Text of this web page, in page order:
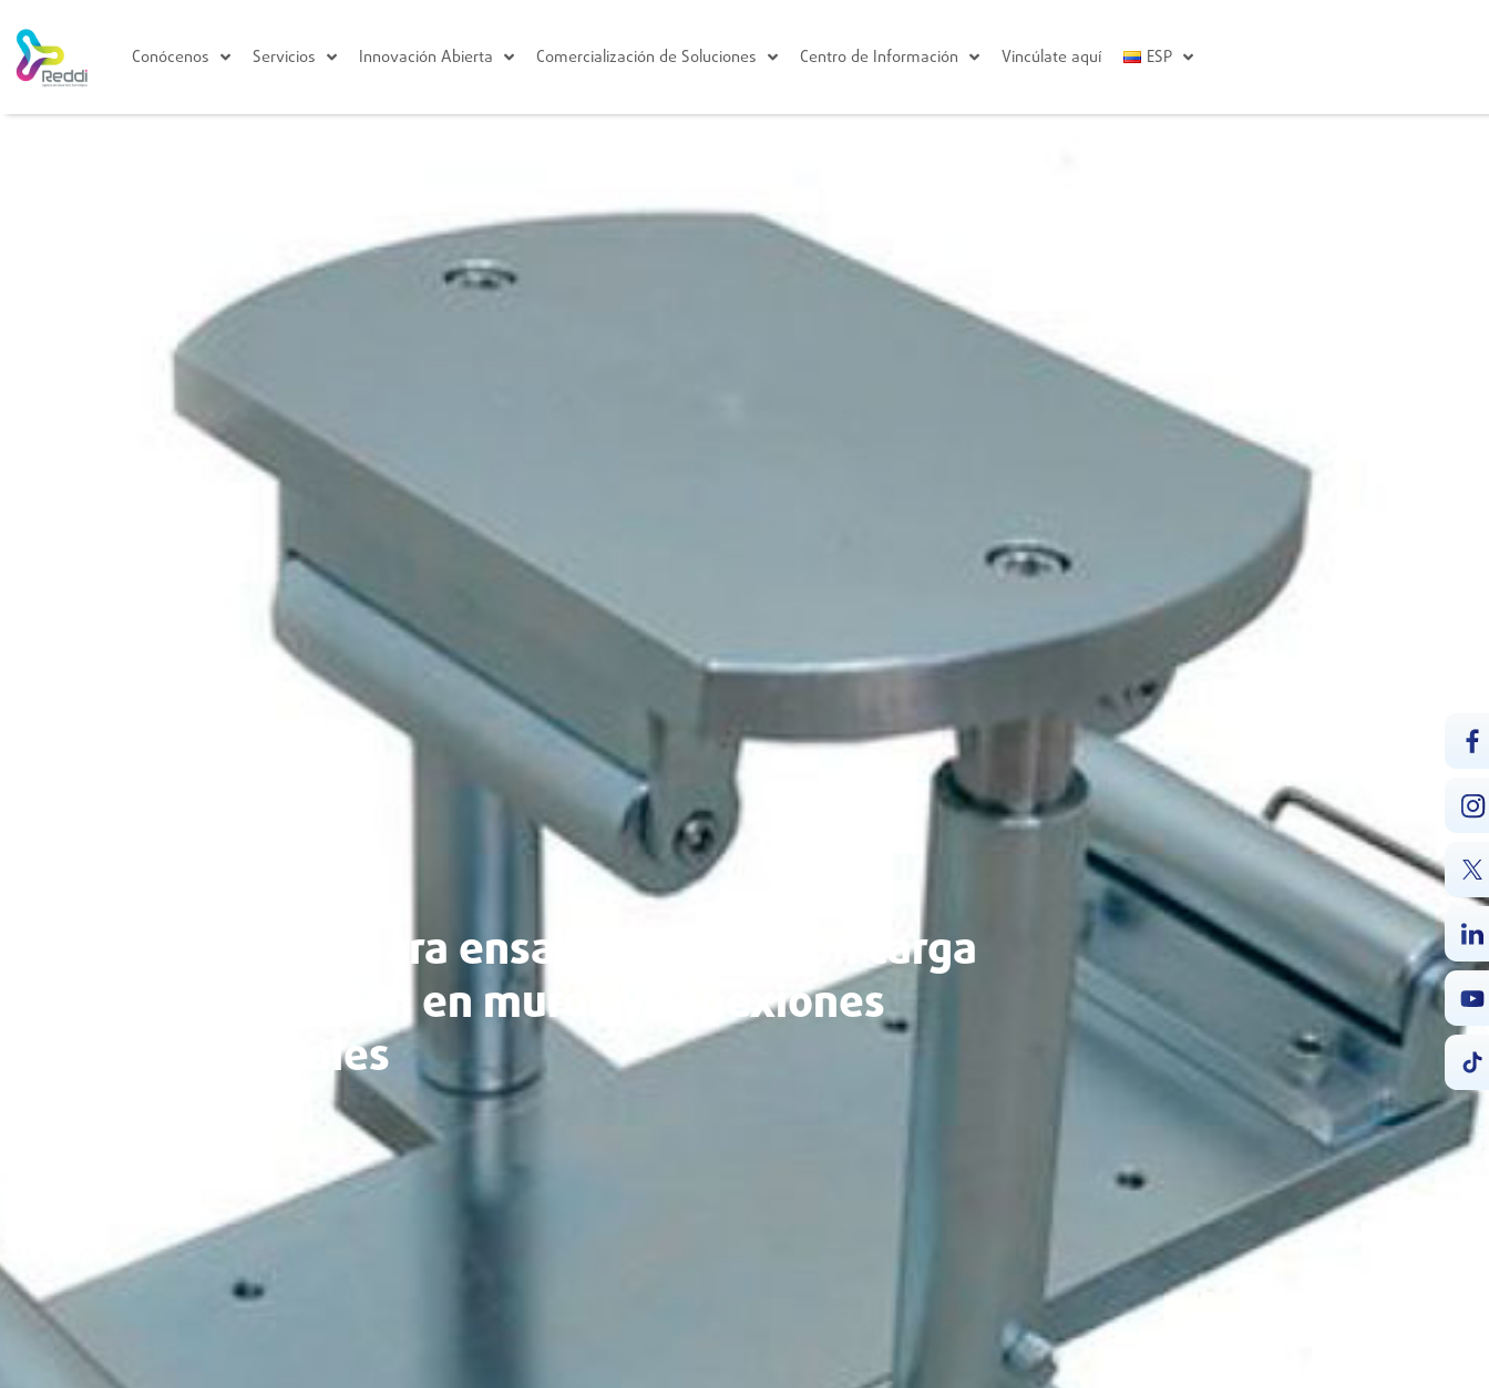
Conócenos Servicios Innovación Abierta Comercialización de Soluciones Centro de Información Vincúlate aquí ESP
Dispositivo para ensayos cíclicos con carga
axial y flexión en muros y conexiones
estructurales